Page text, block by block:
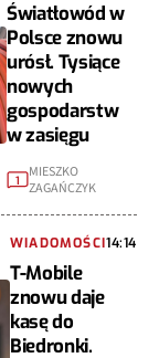
Światłowód w
Polsce znowu
urósł. Tysiące
nowych
gospodarstw
w zasięgu
1
MIESZKO
ZAGAŃCZYK
WIADOMOŚCI14:14
T-Mobile
znowu daje
kasę do
Biedronki.